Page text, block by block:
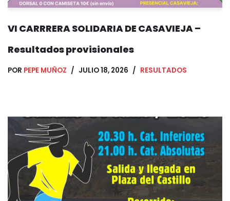
VI CARRRERA SOLIDARIA DE CASAVIEJA –
Resultados provisionales
POR PEPE MUÑOZ JULIO 18, 2026 RESULTADOS